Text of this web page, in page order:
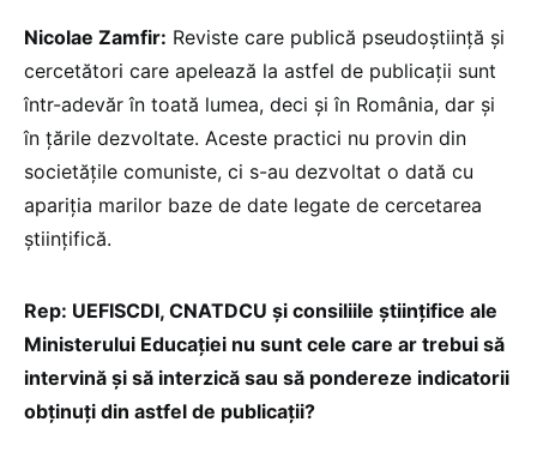
Nicolae Zamfir: Reviste care publică pseudoștiință și
cercetători care apelează la astfel de publicații sunt
într-adevăr în toată lumea, deci și în România, dar și
în țările dezvoltate. Aceste practici nu provin din
societățile comuniste, ci s-au dezvoltat o dată cu
apariția marilor baze de date legate de cercetarea
științifică.
Rep: UEFISCDI, CNATDCU și consiliile științifice ale
Ministerului Educației nu sunt cele care ar trebui să
intervină și să interzică sau să pondereze indicatorii
obținuți din astfel de publicații?